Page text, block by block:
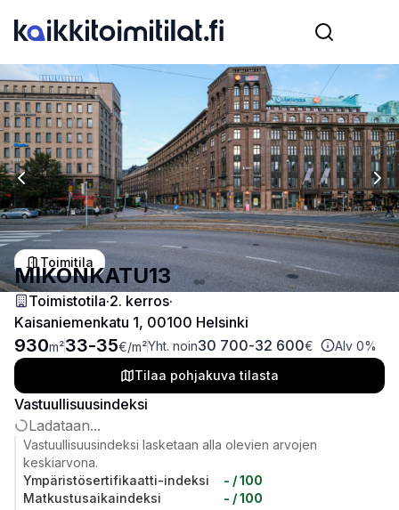
Previous slide
Toimitila
MIKONKATU13
Toimistotila·2. kerros·
Kaisaniemenkatu 1, 00100 Helsinki
930m²33-35€/m²Yht. noin30 700-32 600€
Alv 0%
Tilaa pohjakuva tilasta
Vastuullisuusindeksi
Ladataan...
Vastuullisuusindeksi lasketaan alla olevien arvojen
keskiarvona.
Ympäristösertifikaatti-indeksi
- / 100
Matkustusaikaindeksi
- / 100